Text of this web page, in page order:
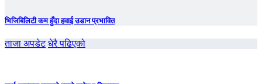
भिजिबिलिटी कम हुँदा हवाई उडान प्रभावित
ताजा अपडेट धेरै पढिएको